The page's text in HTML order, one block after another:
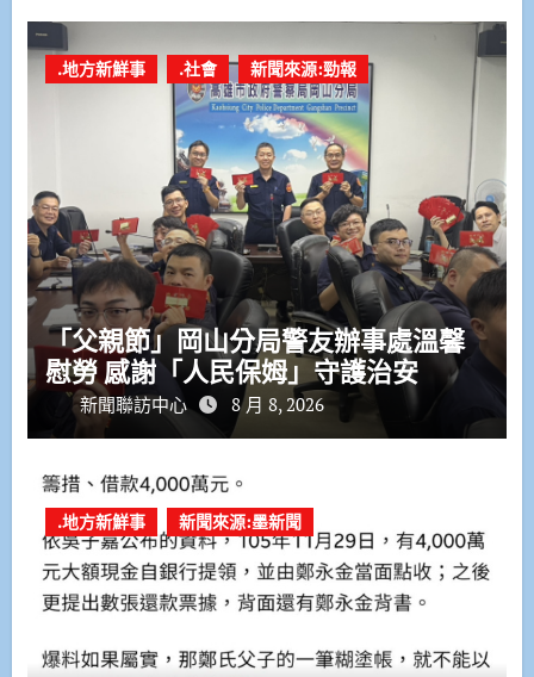
.地方新鮮事 .社會 新聞來源:勁報
「父親節」岡山分局警友辦事處溫馨
慰勞 感謝「人民保姆」守護治安
新聞聯訪中心 8 月 8, 2026
.地方新鮮事 新聞來源:墨新聞